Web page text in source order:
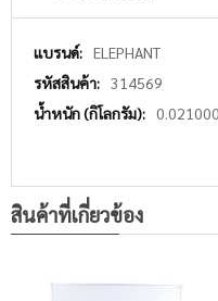
More
Information
ELEPHANT
314569
0.021000
สินค้าที่เกี่ยวข้อง